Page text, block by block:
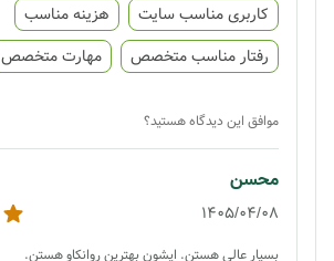
کاربری مناسب سایت
هزینه مناسب
رفتار مناسب متخصص
مهارت متخصص
موافق این دیدگاه هستید؟
محسن
1405/04/08
بسیار عالی هستن. ایشون بهترین روانکاو هستن.